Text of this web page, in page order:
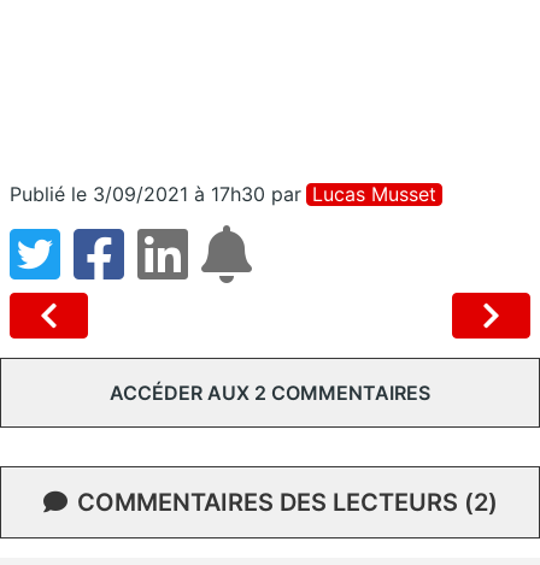
Publié le 3/09/2021 à 17h30 par Lucas Musset
ACCÉDER AUX 2 COMMENTAIRES
COMMENTAIRES DES LECTEURS (2)